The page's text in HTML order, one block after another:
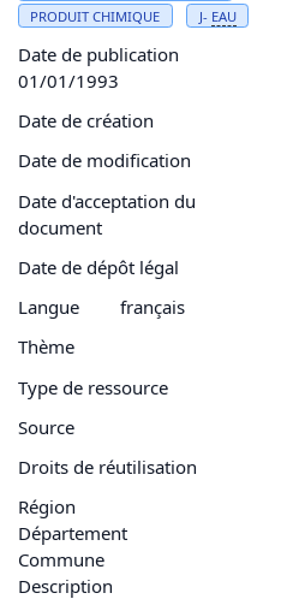
PRODUIT CHIMIQUE
J- EAU
Date de publication
01/01/1993
Date de création
Date de modification
Date d'acceptation du
document
Date de dépôt légal
Langue
français
Thème
Type de ressource
Source
Droits de réutilisation
Région
Département
Commune
Description